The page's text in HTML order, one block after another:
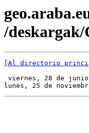
/deskargak/
[Al directorio
viernes, 28 de
lunes, 25 de